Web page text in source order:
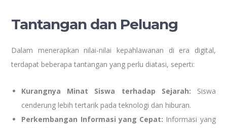
Tantangan dan Peluang
Dalam menerapkan nilai-nilai kepahlawanan di era digital,
terdapat beberapa tantangan yang perlu diatasi, seperti:
Kurangnya Minat Siswa terhadap Sejarah: Siswa
cenderung lebih tertarik pada teknologi dan hiburan.
Perkembangan Informasi yang Cepat: Informasi yang